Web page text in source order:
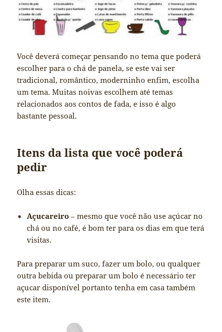
Você deverá começar pensando no tema que poderá
escolher para o chá de panela, se este vai ser
tradicional, romântico, moderninho enfim, escolha
um tema. Muitas noivas escolhem até temas
relacionados aos contos de fada, e isso é algo
bastante pessoal.
Itens da lista que você poderá
pedir
Olha essas dicas:
Açucareiro– mesmo que você não use açúcar no
chá ou no café, é bom ter para os dias em que terá
visitas.
Para preparar um suco, fazer um bolo, ou qualquer
outra bebida ou preparar um bolo é necessário ter
açucar disponível portanto tenha em casa também
este item.